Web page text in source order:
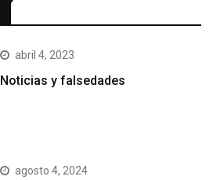
abril 4, 2023
Noticias y falsedades
agosto 4, 2024